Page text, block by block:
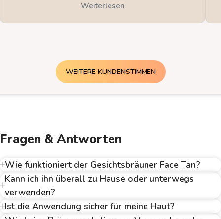
Weiterlesen
WEITERE KUNDENSTIMMEN
Fragen & Antworten
Wie funktioniert der Gesichtsbräuner Face Tan?
Kann ich ihn überall zu Hause oder unterwegs
verwenden?
Ist die Anwendung sicher für meine Haut?